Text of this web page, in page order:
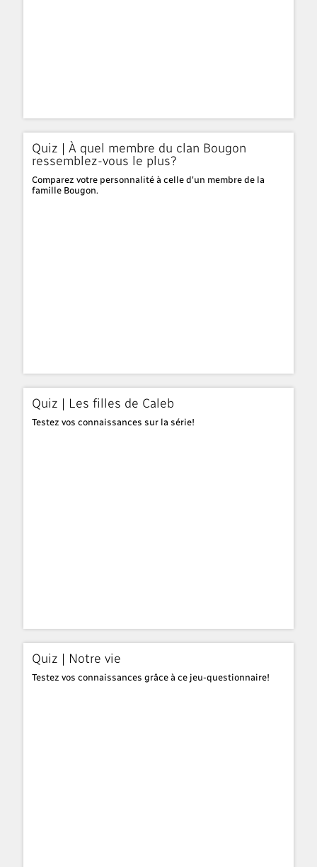
Quiz | À quel membre du clan Bougon
ressemblez-vous le plus?
Comparez votre personnalité à celle d'un membre de la
famille Bougon.
Quiz | Les filles de Caleb
Testez vos connaissances sur la série!
Quiz | Notre vie
Testez vos connaissances grâce à ce jeu-questionnaire!